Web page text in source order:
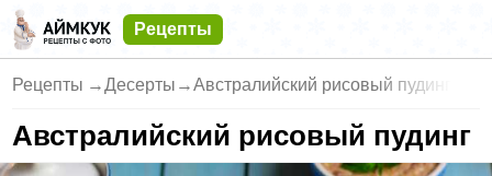
Рецепты
Рецепты →Десерты →Австралийский рисовый пудинг
Австралийский рисовый пудинг